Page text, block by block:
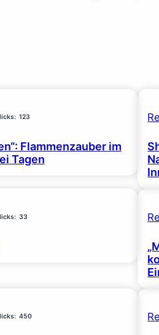
123
Flammenzauber im
Tagen
33
450